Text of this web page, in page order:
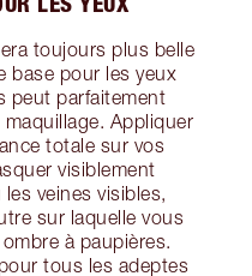
toujours plus belle
base pour les yeux
peut parfaitement
Appliquer
totale sur vos
visiblement
veines visibles,
sur laquelle vous
à paupières.
tous les adeptes